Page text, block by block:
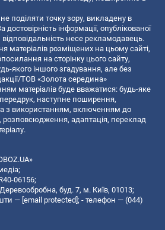
поділяти точку зору, викладену в
достовірність інформації, опублікованої
несе рекламодавець.
матеріалів розміщених на цьому сайті,
на сторінку цього сайту,
якого іншого згадування, але без
ТОВ «Золота середина»
матеріалів буде вважатися: будь-яке
наступне поширення,
з використанням, включенням до
розповсюдження, адаптація, переклад
06156;
буд. 7, м. Київ, 01013;
— [email protected] ; - телефон — (044)